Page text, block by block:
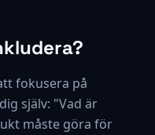
fokusera på
själv: "Vad är
måste göra för